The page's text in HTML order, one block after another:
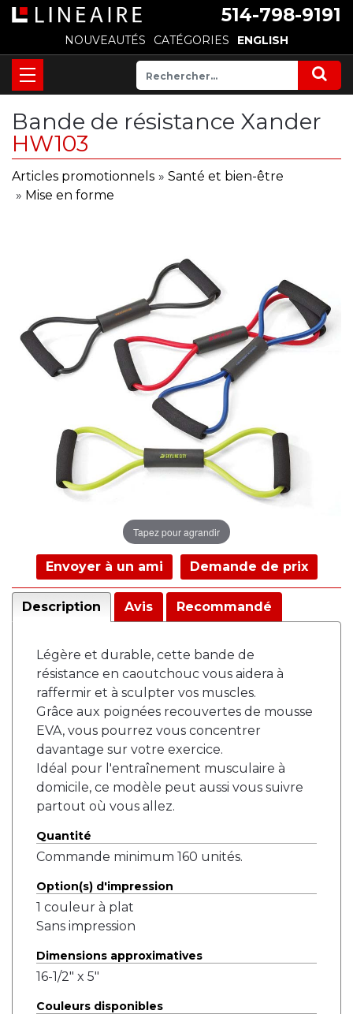
514-798-9191
NOUVEAUTÉS CATÉGORIES ENGLISH
Bande de résistance Xander
HW103
Articles promotionnels » Santé et bien-être
» Mise en forme
Tapez pour agrandir
Envoyer à un ami Demande de prix
Description Avis Recommandé
Légère et durable, cette bande de
résistance en caoutchouc vous aidera à
raffermir et à sculpter vos muscles.
Grâce aux poignées recouvertes de mousse
EVA, vous pourrez vous concentrer
davantage sur votre exercice.
Idéal pour l'entraînement musculaire à
domicile, ce modèle peut aussi vous suivre
partout où vous allez.
Quantité
Commande minimum 160 unités.
Option(s) d'impression
1 couleur à plat
Sans impression
Dimensions approximatives
16-1/2" x 5"
Couleurs disponibles